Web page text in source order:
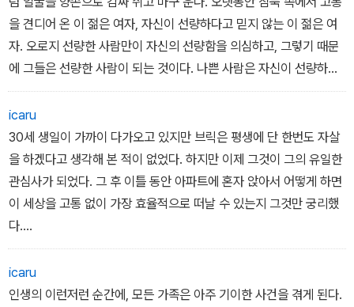
을 견디어 온 이 젊은 여자, 자신이 선량하다고 믿지 않는 이 젊은 여
자. 오로지 선량한 사람만이 자신의 선량함을 의심하고, 그렇기 때문
에 그들은 선량한 사람이 되는 것이다. 나쁜 사람은 자신이 선량하다
고 생각하지만, 선량한 사람은 자신이 선량함을 의식하지 못하는 것
이다. 그들은 남들을 용서하면서 삶을 살아 나가지만, 정작 자기 자신
은 용서하지 못하는 것이다.
-107쪽
icaru
30세 생일이 가까이 다가오고 있지만 브릭은 평생에 단 한번도 자살
을 하겠다고 생각해 본 적이 없었다. 하지만 이제 그것이 그의 유일한
관심사가 되었다. 그 후 이틀 동안 아파트에 혼자 앉아서 어떻게 하면
이 세상을 고통 없이 가장 효율적으로 떠날 수 있는지 그것만 궁리했
다.
- 147쪽
icaru
인생의 이런저런 순간에, 모든 가족은 아주 기이한 사건을 겪게 된다.